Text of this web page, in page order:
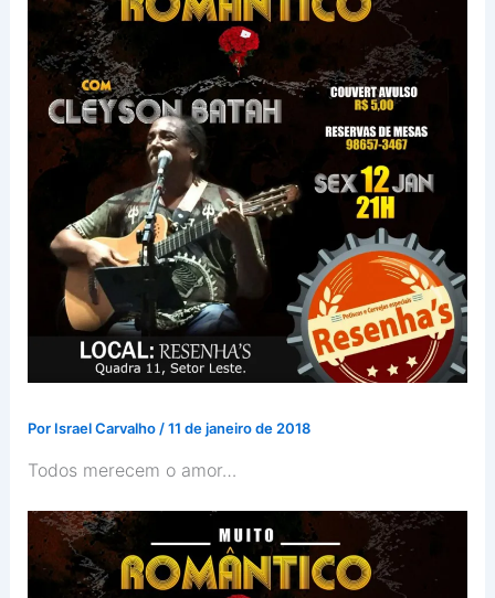
Por Israel Carvalho /11 de janeiro de 2018
Todos merecem o amor…